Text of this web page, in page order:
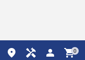
place handyman person shopping_cart0